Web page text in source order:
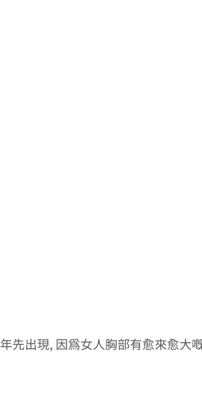
先出現, 因為女人胸部有愈來愈大